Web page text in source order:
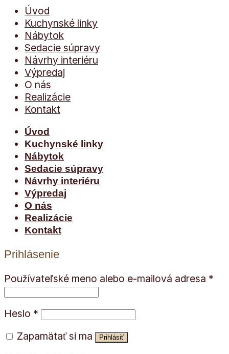
Úvod
Kuchynské linky
Nábytok
Sedacie súpravy
Návrhy interiéru
Výpredaj
O nás
Realizácie
Kontakt
Úvod
Kuchynské linky
Nábytok
Sedacie súpravy
Návrhy interiéru
Výpredaj
O nás
Realizácie
Kontakt
Prihlásenie
Používateľské meno alebo e-mailová adresa *
Heslo *
Zapamätať si ma
Prihlásiť